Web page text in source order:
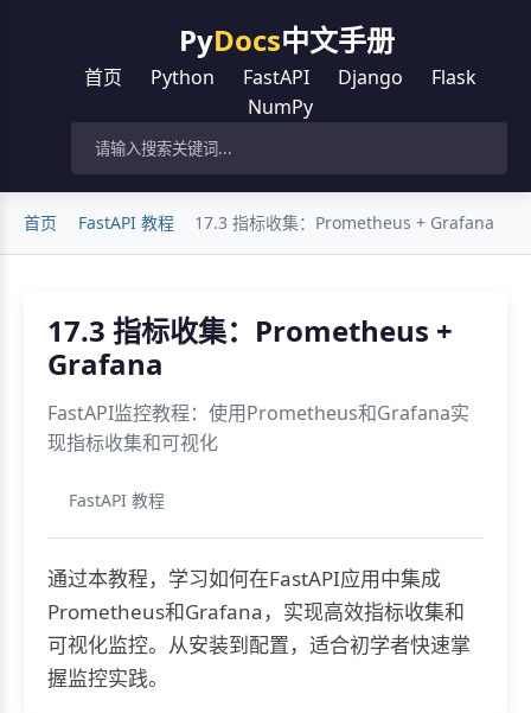
PyDocs中文手册
首页 Python FastAPI Django
Flask
NumPy
首页 FastAPI 教程 17.3 指标收集：Prometheus + Grafana
17.3 指标收集：Prometheus +
Grafana
FastAPI监控教程：使用Prometheus和Grafana实
现指标收集和可视化
FastAPI 教程
通过本教程，学习如何在FastAPI应用中集成
Prometheus和Grafana，实现高效指标收集和
可视化监控。从安装到配置，适合初学者快速掌
握监控实践。